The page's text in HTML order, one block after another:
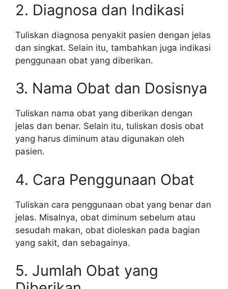
2. Diagnosa dan Indikasi
Tuliskan diagnosa penyakit pasien dengan jelas
dan singkat. Selain itu, tambahkan juga indikasi
penggunaan obat yang diberikan.
3. Nama Obat dan Dosisnya
Tuliskan nama obat yang diberikan dengan
jelas dan benar. Selain itu, tuliskan dosis obat
yang harus diminum atau digunakan oleh
pasien.
4. Cara Penggunaan Obat
Tuliskan cara penggunaan obat yang benar dan
jelas. Misalnya, obat diminum sebelum atau
sesudah makan, obat dioleskan pada bagian
yang sakit, dan sebagainya.
5. Jumlah Obat yang